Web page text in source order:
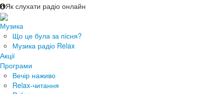
Як слухати радіо онлайн
Музика
Що це була за пісня?
Музика радіо Relax
Акції
Програми
Вечір наживо
Relax-читання